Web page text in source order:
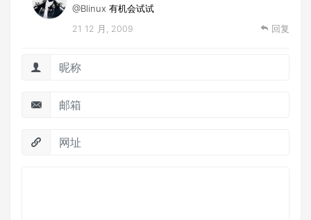
@Blinux 有机会试试
21 12 月, 2009 回复